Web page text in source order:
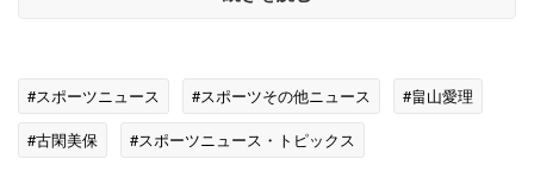
#スポーツニュース #スポーツその他ニュース
#畠山愛理
#古閑美保
#スポーツニュース・トピックス